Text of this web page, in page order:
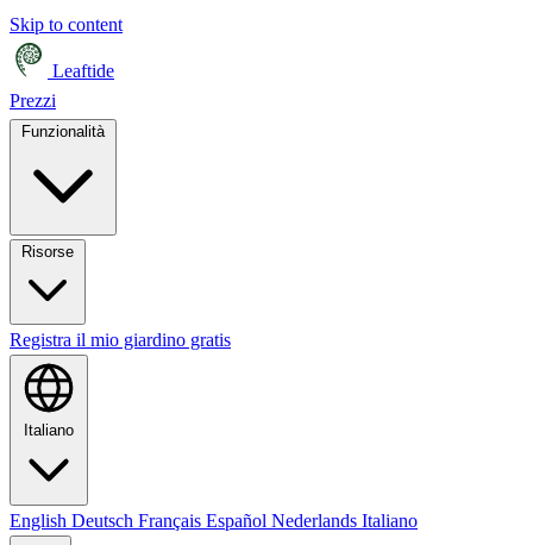
Skip to content
Leaftide
Prezzi
Funzionalità
Registra il mio giardino gratis
Italiano
English Deutsch Français Español Nederlands Italiano